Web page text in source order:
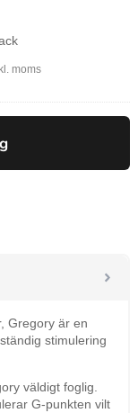
moms
Gregory är en
stimulering
väldigt foglig.
G-punkten vilt